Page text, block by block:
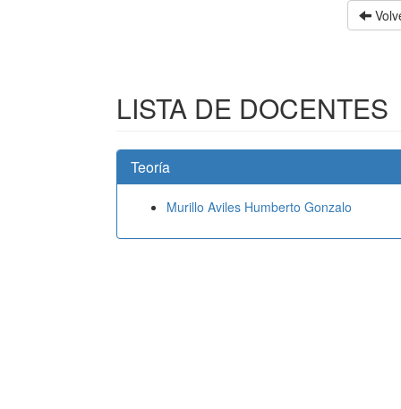
LISTA DE DOCENTES
Teoría
Murillo Aviles Humberto Gonzalo